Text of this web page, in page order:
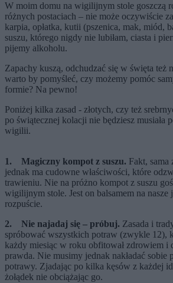
W moim domu na wigilijnym stole goszczą
różnych postaciach – nie może oczywiście
karpia, opłatka, kutii (pszenica, mak, miód,
suszu, którego nigdy nie lubiłam, ciasta i
pijemy alkoholu.
Zapachy kuszą, odchudzać się w święta też
warto by pomyśleć, czy możemy pomóc
formie? Na pewno!
Poniżej kilka zasad - złotych, czy też
po świątecznej kolacji nie będziesz musiała
wigilii.
1. Magiczny kompot z suszu. Fakt, sama
jednak ma cudowne właściwości, które
trawieniu. Nie na próżno kompot z suszu
wigilijnym stole. Jest on balsamem na nasze
rozpuście.
2. Nie najadaj się – próbuj. Zasada i
spróbować wszystkich potraw (zwykle 12),
każdy miesiąc w roku obfitował zdrowiem i
prawda. Nie musimy jednak nakładać sobie
potrawy. Zjadając po kilka kęsów z każdej
żołądek nie obciążając go.